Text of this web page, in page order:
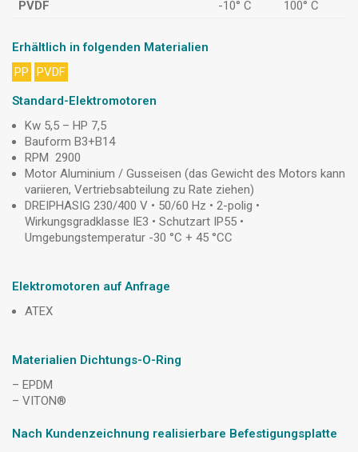
PVDF -10° C 100° C
Erhältlich in folgenden Materialien
PP
PVDF
Standard-Elektromotoren
Kw 5,5 – HP 7,5
Bauform B3+B14
RPM 2900
Motor Aluminium / Gusseisen (das Gewicht des Motors kann
variieren, Vertriebsabteilung zu Rate ziehen)
DREIPHASIG 230/400 V • 50/60 Hz • 2-polig •
Wirkungsgradklasse IE3 • Schutzart IP55 •
Umgebungstemperatur -30 °C + 45 °CC
Elektromotoren auf Anfrage
ATEX
Materialien Dichtungs-O-Ring
– EPDM
– VITON®
Nach Kundenzeichnung realisierbare Befestigungsplatte